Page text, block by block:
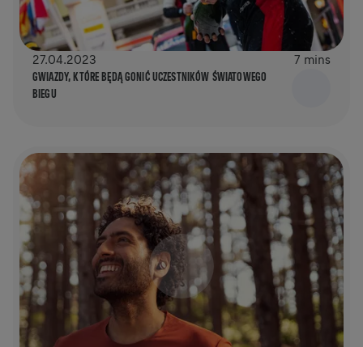
27.04.2023 7 mins
GWIAZDY, KTÓRE BĘDĄ GONIĆ UCZESTNIKÓW ŚWIATOWEGO
BIEGU